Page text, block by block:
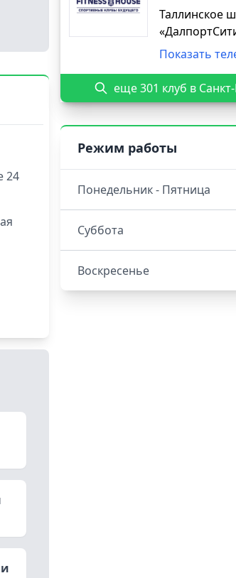
24
Таллинское
Показать
еще 301 клуб в
Режим работы
Понедельник - Пятница
Суббота
Воскресенье